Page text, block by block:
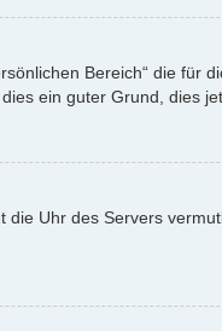
Bereich“ die für
ein guter Grund, dies
Uhr des Servers